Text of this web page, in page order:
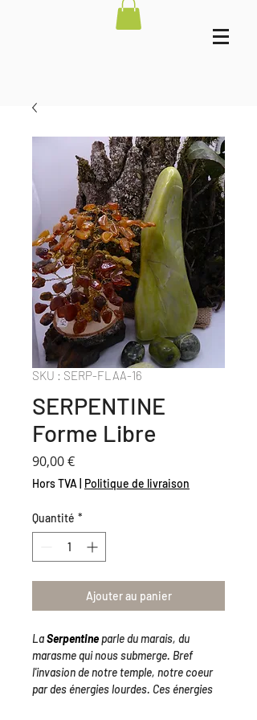
SKU : SERP-FLAA-16
SERPENTINE
Forme Libre
90,00 €Prix
Hors TVA Politique de livraison
Quantité *
Ajouter au panier
LaSerpentineparle du marais, du
marasme qui nous submerge. Bref
l'invasion de notre temple, notre coeur
par des énergies lourdes. Ces énergies